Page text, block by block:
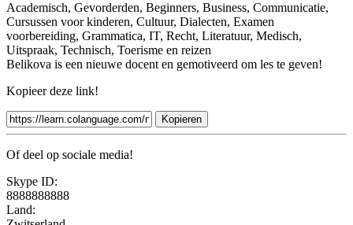
Academisch, Gevorderden, Beginners, Business, Communicatie,
Cursussen voor kinderen, Cultuur, Dialecten, Examen
voorbereiding, Grammatica, IT, Recht, Literatuur, Medisch,
Uitspraak, Technisch, Toerisme en reizen
Belikova is een nieuwe docent en gemotiveerd om les te geven!
Kopieer deze link!
Kopieren
Of deel op sociale media!
Skype ID:
8888888888
Land: